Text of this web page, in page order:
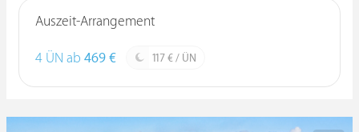
Auszeit-Arrangement
4 ÜN ab 469 € 117 € / ÜN